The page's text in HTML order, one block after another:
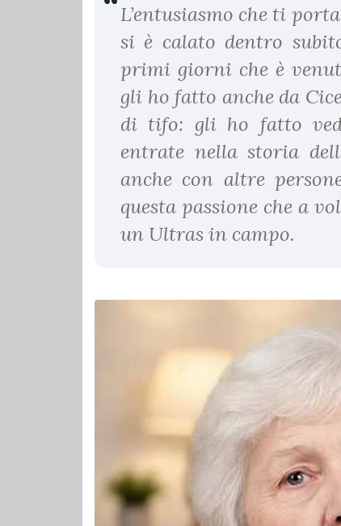
L’entusiasmo che ti
si è calato dentro
primi giorni che è
gli ho fatto anche da
di tifo: gli ho fatto
entrate nella storia
anche con altre
questa passione che a
un Ultras in campo.